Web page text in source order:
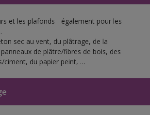
et les plafonds - également pour les
sec au vent, du plâtrage, de la
de plâtre/fibres de bois, des
ciment, du papier peint, …